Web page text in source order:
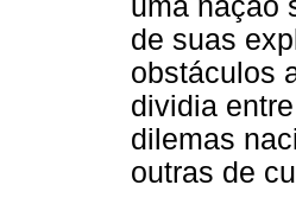
uma nação
de suas
obstáculos
dividia
dilemas
outras de